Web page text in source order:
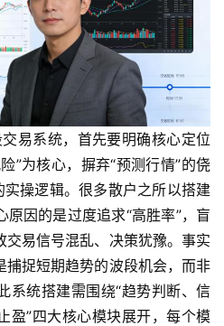
易系统，首先要明确核心定位
为核心，摒弃“预测行情”的侥
实操逻辑。很多散户之所以搭建
因的是过度追求“高胜率”，盲
交易信号混乱、决策犹豫。事实
捕捉短期趋势的波段机会，而非
系统搭建需围绕“趋势判断、信
盈”四大核心模块展开，每个模